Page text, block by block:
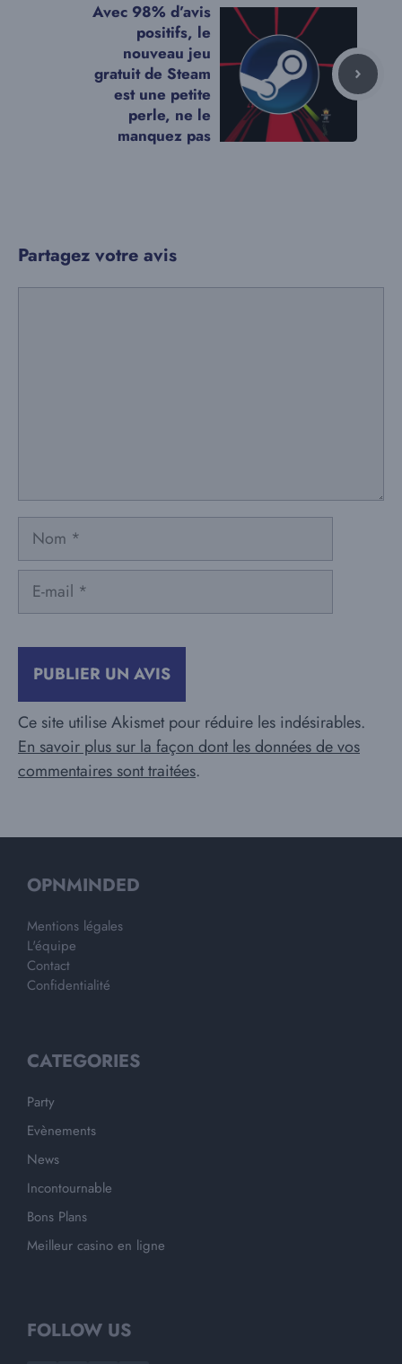
Avec 98% d’avis
positifs, le
nouveau jeu
gratuit de Steam
est une petite
perle, ne le
manquez pas
Partagez votre avis
Nom
Ce site utilise Akismet pour réduire les indésirables.
En savoir plus sur la façon dont les données de vos
commentaires sont traitées.
OPNMINDED
Mentions légales
L'équipe
Contact
Confidentialité
CATEGORIES
Party
Evènements
News
Incontournable
Bons Plans
Meilleur casino en ligne
FOLLOW US